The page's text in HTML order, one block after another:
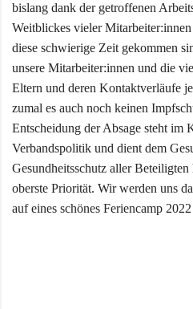
bislang dank der getroffenen
Weitblickes vieler
diese schwierige Zeit gekommen
unsere Mitarbeiter:innen und die
Eltern und deren Kontaktverläufe
zumal es auch noch keinen
Entscheidung der Absage steht im
Verbandspolitik und dient dem
Gesundheitsschutz aller
oberste Priorität. Wir werden uns
auf eines schönes Feriencamp